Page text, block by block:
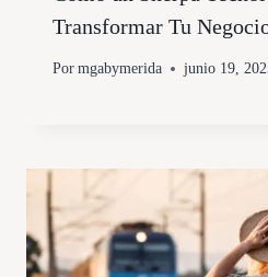
Transformar Tu
Por mgabymerida junio 19,